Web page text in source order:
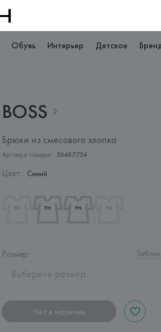
Обувь Интерьер Детское
BOSS
Брюки из смесового хлопка
Артикул товара: 50487754
Цвет: Синий
Размер:
Выберите размер
Нет в наличии